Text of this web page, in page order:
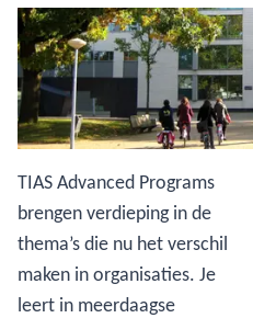
TIAS Advanced Programs
brengen verdieping in de
thema’s die nu het verschil
maken in organisaties. Je
leert in meerdaagse